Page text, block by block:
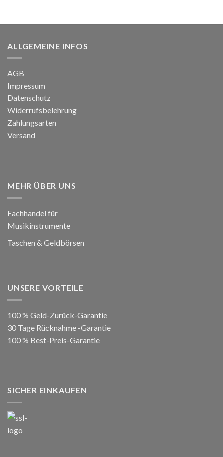
ALLGEMEINE INFOS
AGB
Impressum
Datenschutz
Widerrufsbelehrung
Zahlungsarten
Versand
MEHR ÜBER UNS
Fachhandel für
Musikinstrumente
Taschen & Geldbörsen
UNSERE VORTEILE
100 % Geld-Zurück-Garantie
30 Tage Rücknahme -Garantie
100 % Best-Preis-Garantie
SICHER EINKAUFEN